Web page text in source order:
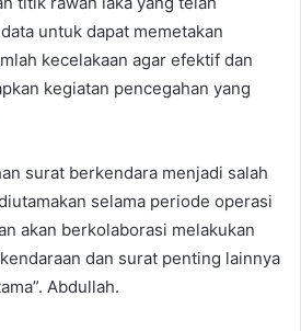
untuk dapat memetakan
kecelakaan agar efektif dan
kegiatan pencegahan yang
surat berkendara menjadi salah
selama periode operasi
akan berkolaborasi melakukan
dan surat penting lainnya
Abdullah.